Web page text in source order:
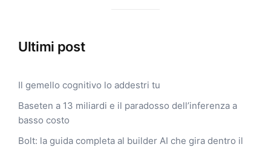
Ultimi post
Il gemello cognitivo lo addestri tu
Baseten a 13 miliardi e il paradosso dell’inferenza a
basso costo
Bolt: la guida completa al builder AI che gira dentro il